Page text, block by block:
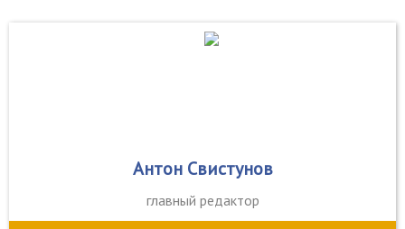
Антон Свистунов
главный редактор